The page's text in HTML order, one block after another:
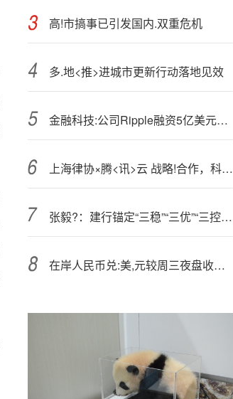
高!市搞事已引发国内.双重危机
多.地<推>进城市更新行动落地见效
金融科技:公司Ripple融资5亿美元后估值达400亿美元
上海律协×腾<讯>云 战略!合作，科技赋能行业发展与会员服务
张毅?：建行锚定“三稳”“三优”“三控”目标不动摇
在岸人民币兑:美,元较周三夜盘收盘跌32点